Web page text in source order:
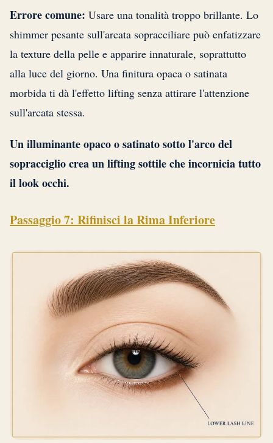
Errore comune: Usare una tonalità troppo brillante. Lo
shimmer pesante sull'arcata sopracciliare può enfatizzare
la texture della pelle e apparire innaturale, soprattutto
alla luce del giorno. Una finitura opaca o satinata
morbida ti dà l'effetto lifting senza attirare l'attenzione
sull'arcata stessa.
Un illuminante opaco o satinato sotto l'arco del
sopracciglio crea un lifting sottile che incornicia tutto
il look occhi.
Passaggio 7: Rifinisci la Rima Inferiore